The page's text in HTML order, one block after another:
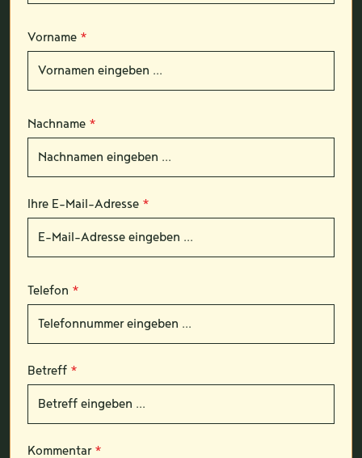
Vorname *
Nachname *
Ihre E-Mail-Adresse *
Telefon *
Betreff *
Kommentar *